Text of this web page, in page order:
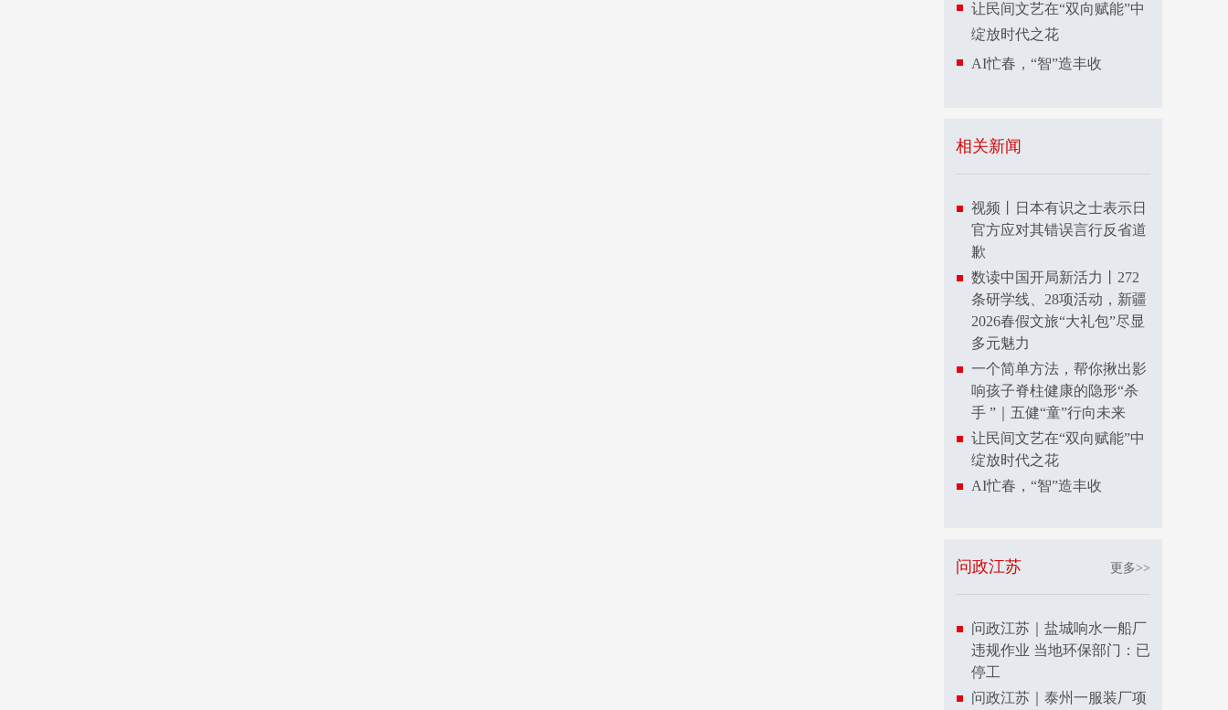
让民间文艺在“双向赋能”中
绽放时代之花
AI忙春，“智”造丰收
相关新闻
视频丨日本有识之士表示日
官方应对其错误言行反省道
歉
数读中国开局新活力丨272
条研学线、28项活动，新疆
2026春假文旅“大礼包”尽显
多元魅力
一个简单方法，帮你揪出影
响孩子脊柱健康的隐形“杀
手 ”｜五健“童”行向未来
让民间文艺在“双向赋能”中
绽放时代之花
AI忙春，“智”造丰收
问政江苏 更多>>
问政江苏｜盐城响水一船厂
违规作业 当地环保部门：已
停工
问政江苏｜泰州一服装厂项